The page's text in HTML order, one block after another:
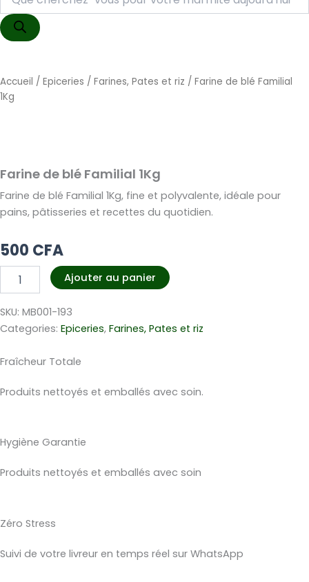
produits
Accueil / Epiceries / Farines, Pates et riz / Farine de blé Familial
1Kg
Farine de blé Familial 1Kg
Farine de blé Familial 1Kg, fine et polyvalente, idéale pour
pains, pâtisseries et recettes du quotidien.
500 CFA
quantité
de
blé
1Kg
Ajouter au panier
SKU: MB001-193
Categories: Epiceries, Farines, Pates et riz
Fraîcheur Totale
Produits nettoyés et emballés avec soin.
Hygiène Garantie
Produits nettoyés et emballés avec soin
Zéro Stress
Suivi de votre livreur en temps réel sur WhatsApp